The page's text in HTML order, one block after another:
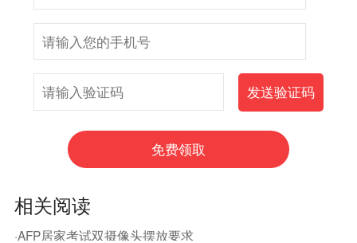
相关阅读
·AFP居家考试双摄像头摆放要求